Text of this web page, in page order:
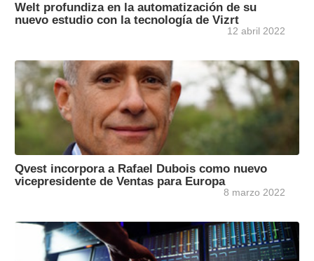
Welt profundiza en la automatización de su
nuevo estudio con la tecnología de Vizrt
12 abril 2022
Qvest incorpora a Rafael Dubois como nuevo
vicepresidente de Ventas para Europa
8 marzo 2022